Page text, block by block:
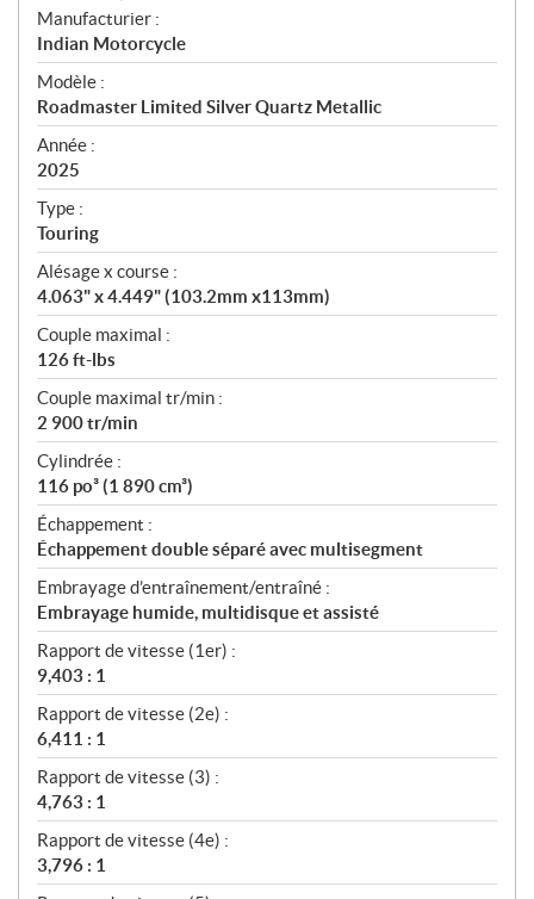
S
p
é
c
i
f
i
c
a
t
i
o
n
s
Manufacturier :
Indian Motorcycle
Modèle :
Roadmaster Limited Silver Quartz Metallic
Année :
2025
Type :
Touring
Alésage x course :
4.063" x 4.449" (103.2mm x113mm)
Couple maximal :
126 ft-lbs
Couple maximal tr/min :
2 900 tr/min
Cylindrée :
116 po³ (1 890 cm³)
Échappement :
Échappement double séparé avec multisegment
Embrayage d’entraînement/entraîné :
Embrayage humide, multidisque et assisté
Rapport de vitesse (1er) :
9,403 : 1
Rapport de vitesse (2e) :
6,411 : 1
Rapport de vitesse (3) :
4,763 : 1
Rapport de vitesse (4e) :
3,796 : 1